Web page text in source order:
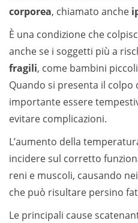
corporea, chiamato anche
È una condizione che
anche se i soggetti più a
fragili, come bambini
Quando si presenta il
importante essere
evitare complicazioni.
L’aumento della
incidere sul corretto
reni e muscoli, causando
che può risultare persino
Le principali cause